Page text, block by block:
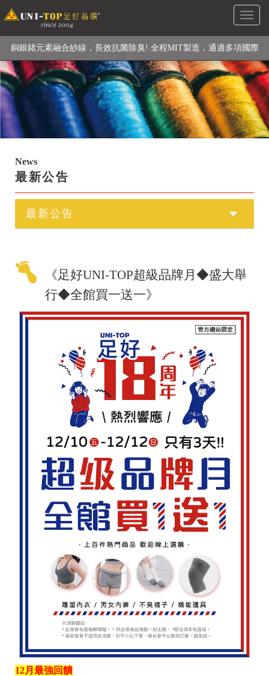
Toggle
級高性能纖維素材), 機能貼身衣物No. 1
銅銀鍺元素融合紗線，長效抗菌除臭! 全程MIT製造，通過多項國際
檢驗
【快來點我】H型銅銀纖維長效PP能量護膝! 支撐. 包覆感. 超透氣.
循環好
News
最新公告
最新公告
《足好UNI-TOP超級品牌月◆盛大舉
行◆全館買一送一》
12月最強回饋